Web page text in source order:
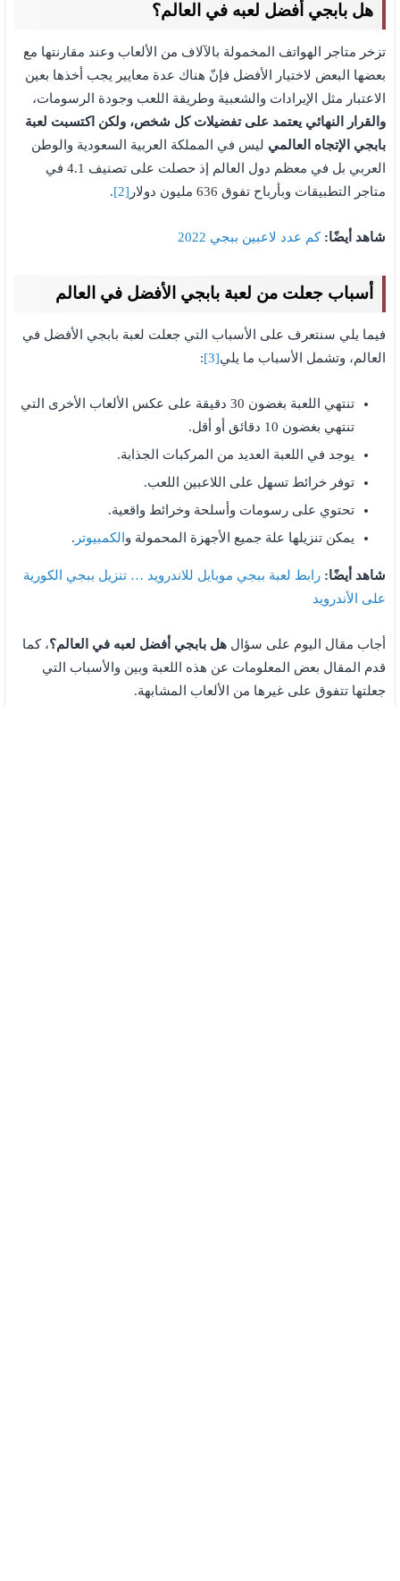
هل بابجي أفضل لعبه في العالم؟
تزخر متاجر الهواتف المخمولة بالآلاف من الألعاب وعند مقارنتها مع
بعضها البعض لاختيار الأفضل فإنّ هناك عدة معايير يجب أخذها بعين
الاعتبار مثل الإيرادات والشعبية وطريقة اللعب وجودة الرسومات،
والقرار النهائي يعتمد على تفضيلات كل شخص، ولكن اكتسبت لعبة
بابجي الإتجاه العالمي ليس في المملكة العربية السعودية والوطن
العربي بل في معظم دول العالم إذ حصلت على تصنيف 4.1 في
متاجر التطبيقات وبأرباح تفوق 636 مليون دولار
[2]
.
شاهد أيضًا: كم عدد لاعبين ببجي 2022
أسباب جعلت من لعبة بابجي الأفضل في العالم
فيما يلي سنتعرف على الأسباب التي جعلت لعبة بابجي الأفضل في
العالم، وتشمل الأسباب ما يلي[3]
:
تنتهي اللعبة بغضون 30 دقيقة على عكس الألعاب الأخرى التي
تنتهي بغضون 10 دقائق أو أقل.
يوجد في اللعبة العديد من المركبات الجذابة.
توفر خرائط تسهل على اللاعبين اللعب.
تحتوي على رسومات وأسلحة وخرائط واقعية.
يمكن تنزيلها علة جميع الأجهزة المحمولة و الكمبيوتر .
شاهد أيضًا: رابط لعبة ببجي موبايل للاندرويد … تنزيل ببجي الكورية
على الأندرويد
أجاب مقال اليوم على سؤال هل بابجي أفضل لعبه في العالم؟، كما
قدم المقال بعض المعلومات عن هذه اللعبة وبين والأسباب التي
جعلتها تتفوق على غيرها من الألعاب المشابهة.